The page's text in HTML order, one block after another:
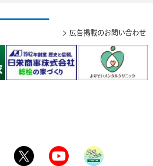
広告掲載のお問い合わせ